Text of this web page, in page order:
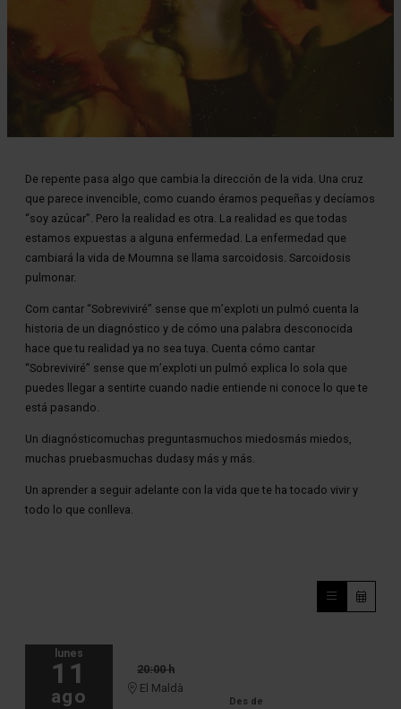
De repente pasa algo que cambia la dirección de la vida. Una cruz
que parece invencible, como cuando éramos pequeñas y decíamos
“soy azúcar”. Pero la realidad es otra. La realidad es que todas
estamos expuestas a alguna enfermedad. La enfermedad que
cambiará la vida de Moumna se llama sarcoidosis. Sarcoidosis
pulmonar.
Com cantar “Sobreviviré” sense que m’exploti un pulmó cuenta la
historia de un diagnóstico y de cómo una palabra desconocida
hace que tu realidad ya no sea tuya. Cuenta cómo cantar
“Sobreviviré” sense que m’exploti un pulmó explica lo sola que
puedes llegar a sentirte cuando nadie entiende ni conoce lo que te
está pasando.
Un diagnósticomuchas preguntasmuchos miedosmás miedos,
muchas pruebasmuchas dudasy más y más.
Un aprender a seguir adelante con la vida que te ha tocado vivir y
todo lo que conlleva.
lunes
11
ago
20:00 h
El Maldà
Des de